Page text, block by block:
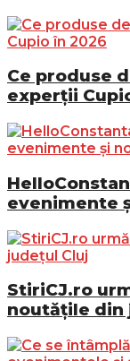
Ce produse
experții
evenimente
StiriCJ.ro
noutățile din